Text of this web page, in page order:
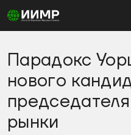
Парадокс
нового
рынки